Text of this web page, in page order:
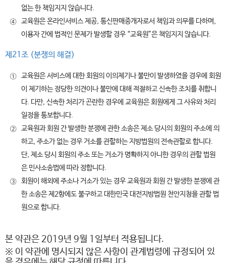
없는 한 책임지지 않습니다.
④
교육원은 온라인서비스 제공, 통신판매중개자로서 책임과 의무를 다하며,
이용자 간에 법적인 문제가 발생할 경우 “교육원”은 책임지지 않습니다.
제21조 (분쟁의 해결)
①
교육원은 서비스에 대한 회원의 이의제기나 불만이 발생하였을 경우에 회원
이 제기하는 정당한 의견이나 불만에 대해 적절하고 신속한 조치를 취합니
다. 다만, 신속한 처리가 곤란한 경우에 교육원은 회원에게 그 사유와 처리
일정을 통보합니다.
②
교육원과 회원 간 발생한 분쟁에 관한 소송은 제소 당시의 회원의 주소에 의
하고, 주소가 없는 경우 거소를 관할하는 지방법원의 전속관할로 합니다.
단, 제소 당시 회원의 주소 또는 거소가 명확하지 아니한 경우의 관할 법원
은 민사소송법에 따라 정합니다.
③
회원이 해외에 주소나 거소가 있는 경우 교육원과 회원 간 발생한 분쟁에 관
한 소송은 제2항에도 불구하고 대한민국 대전지방법원 천안지청을 관할 법
원으로 합니다.
본 약관은 2019년 9월 1일부터 적용됩니다.
※ 이 약관에 명시되지 않은 사항이 관계법령에 규정되어 있